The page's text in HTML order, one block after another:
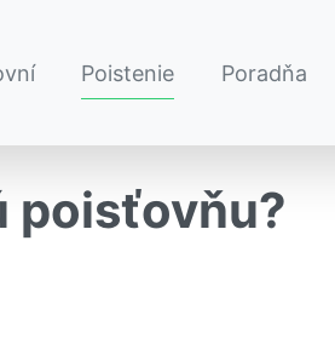
Poistenie Poradňa
poisťovňu?